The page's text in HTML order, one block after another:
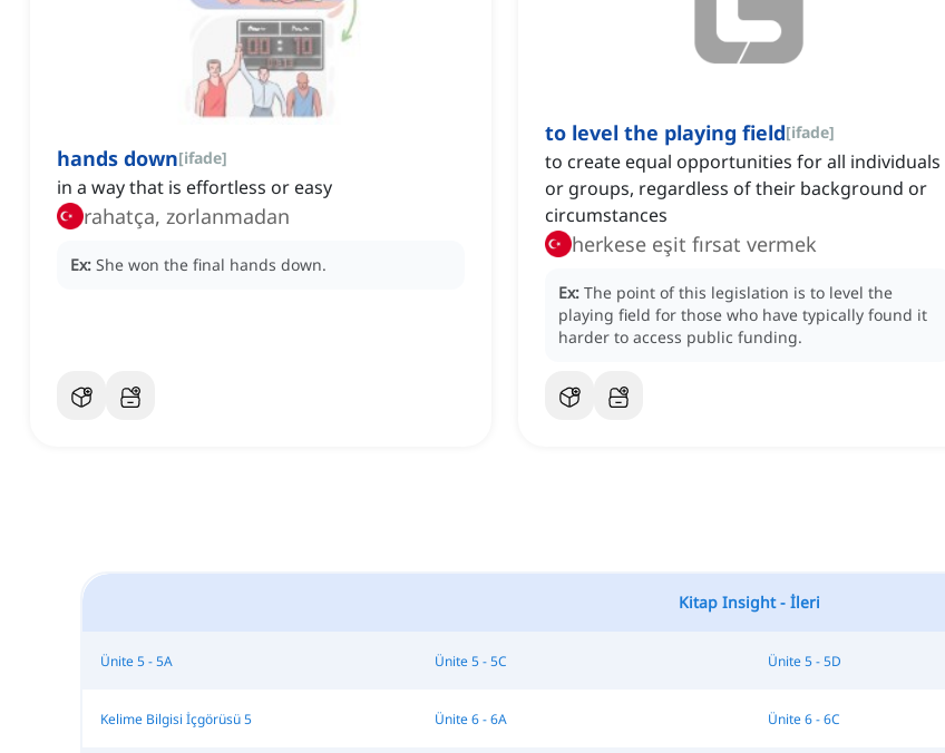
hands down[ifade]
in a way that is effortless or easy
rahatça, zorlanmadan
Ex: She won the final hands down.
to level the playing field[ifade]
to create equal opportunities for all individuals
or groups, regardless of their background or
circumstances
herkese eşit fırsat vermek
Ex: The point of this legislation is to level the
playing field for those who have typically found it
harder to access public funding.
Kitap Insight - İleri
Ünite 5 - 5A Ünite 5 - 5C Ünite 5 - 5D
Kelime Bilgisi İçgörüsü 5 Ünite 6 - 6A Ünite 6 - 6C